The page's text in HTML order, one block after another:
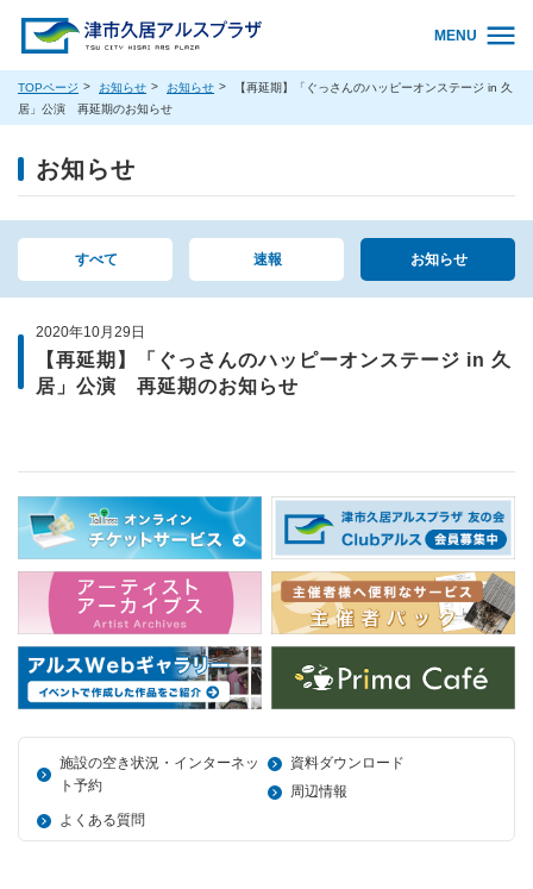
MENU
TOPページ お知らせ お知らせ
【再延期】「ぐっさんのハッピーオンステージ in 久
居」公演 再延期のお知らせ
お知らせ
すべて 速報 お知らせ
2020年10月29日
【再延期】「ぐっさんのハッピーオンステージ in 久
居」公演 再延期のお知らせ
施設の空き状況・インターネッ
ト予約
資料ダウンロード
周辺情報
よくある質問